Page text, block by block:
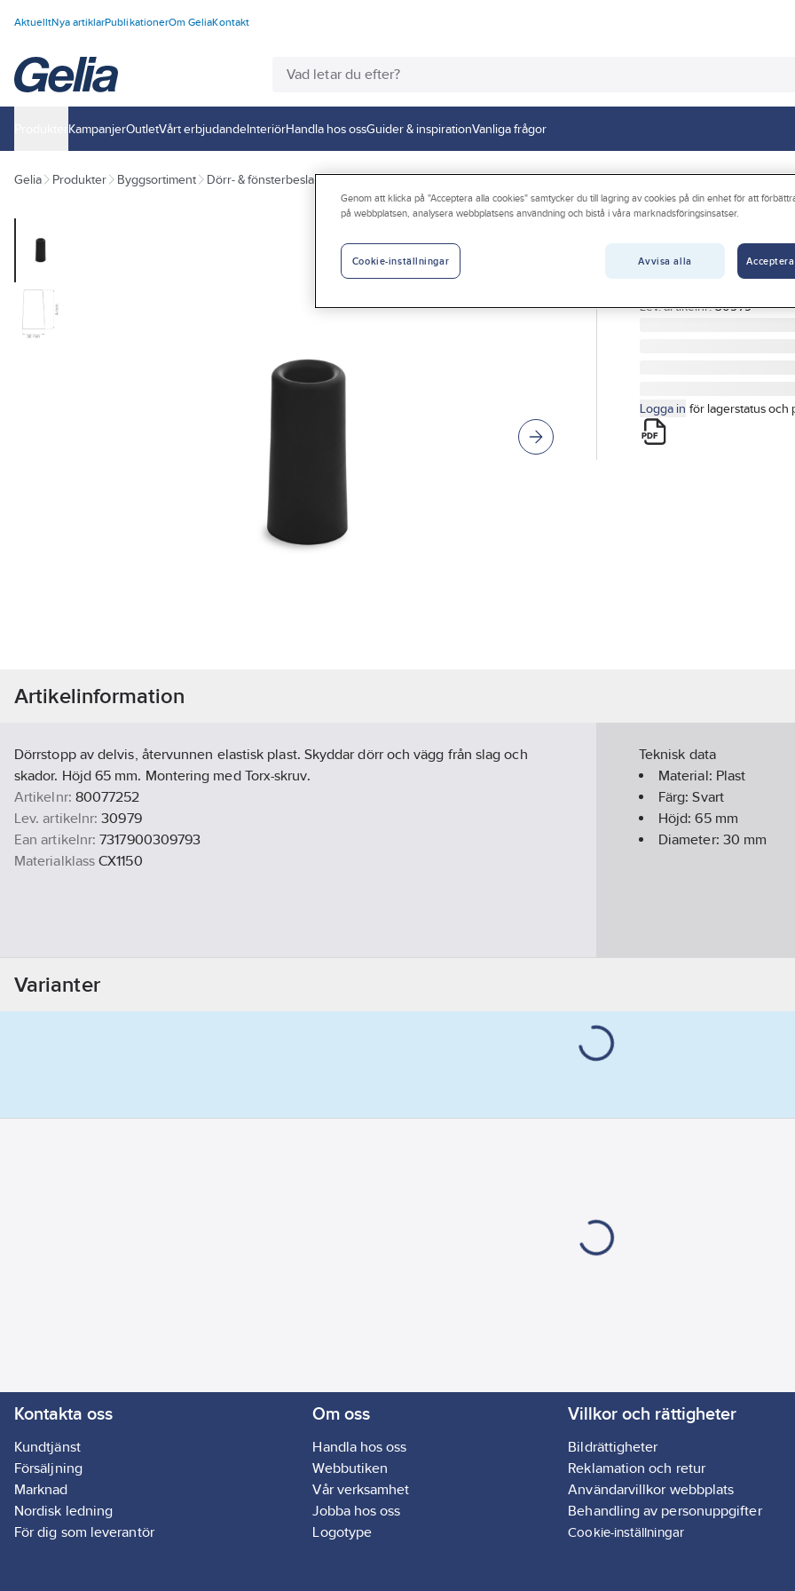
AktuelltNya artiklarPublikationerOm GeliaKontakt
KampanjerOutletVårt erbjudandeInteriörHandla hos ossGuider & inspirationVanliga frågor
Gelia Produkter Byggsortiment Dörr- & fönsterbeslag Dörrbeslag Dörruppställningsbeslag
Dörrstopp Habo
DÖRRSTOPP SVART
Lev. artikelnr: 30979
Logga in för lagerstatus och
Artikelinformation
Dörrstopp av delvis, återvunnen elastisk plast. Skyddar dörr och vägg från slag och
skador. Höjd 65 mm. Montering med Torx-skruv.
Artikelnr: 80077252
Lev. artikelnr: 30979
Ean artikelnr: 7317900309793
Materialklass CX1150
Teknisk data
Material: Plast
Färg:Svart
Höjd:65mm
Diameter: 30 mm
Varianter
Kontakta oss
Kundtjänst
Försäljning
Marknad
Nordisk ledning
För dig som leverantör
Om oss
Handla hos oss
Webbutiken
Vår verksamhet
Jobba hos oss
Logotype
Villkor och rättigheter
Bildrättigheter
Reklamation och retur
Användarvillkor webbplats
Behandling av personuppgifter
Cookie-inställningar
Genom att klicka på "Acceptera alla cookies" samtycker du till lagring av cookies på din enhet för att
på webbplatsen, analysera webbplatsens användning och bistå i våra marknadsföringsinsatser.
Avvisa alla
Cookie-inställningar